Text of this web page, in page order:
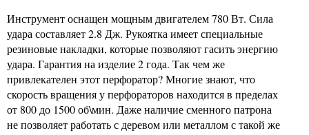
Инструмент оснащен мощным двигателем 780 Вт. Сила
удара составляет 2.8 Дж. Рукоятка имеет специальные
резиновые накладки, которые позволяют гасить энергию
удара. Гарантия на изделие 2 года. Так чем же
привлекателен этот перфоратор? Многие знают, что
скорость вращения у перфораторов находится в пределах
от 800 до 1500 об\мин. Даже наличие сменного патрона
не позволяет работать с деревом или металлом с такой же